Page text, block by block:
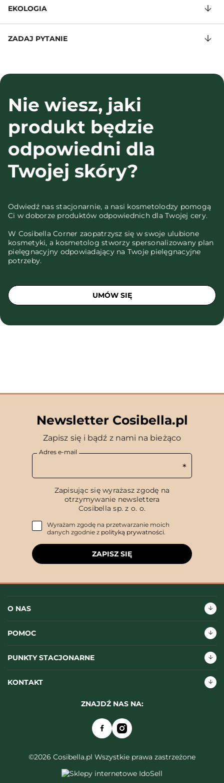
EKOLOGIA
ZADAJ PYTANIE
Nie wiesz, jaki
produkt będzie
odpowiedni dla
Twojej skóry?
Odwiedź nas stacjonarnie, a nasi kosmetolodzy pomogą
Ci w doborze produktów odpowiednich dla Twojej cery.
W Cosibella Corner zaopatrzysz się w swoje ulubione
kosmetyki, a kosmetolog stworzy spersonalizowany plan
pielęgnacyjny odpowiadający na Twoje pielęgnacyjne
potrzeby.
UMÓW SIĘ
Newsletter Cosibella.pl
Zapisz się i bądź z nami na bieżąco
Adres e-mail
Zapisując się wyrażasz zgodę na
otrzymywanie newslettera
Cosibella sp. z o. o.
Wyrażam zgodę na przetwarzanie moich
danych zgodnie z polityką prywatności.
ZAPISZ SIĘ
O NAS
POMOC
PUNKTY STACJONARNE
KONTAKT
ZNAJDŹ NAS NA:
©2026 Cosibella.pl Wszystkie prawa zastrzeżone